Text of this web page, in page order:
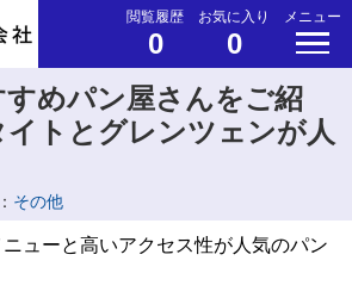
閲覧履歴
0
お気に入り
0
メニュー
めパン屋さんをご紹
トとグレンツェンが人
その他
ューと高いアクセス性が人気のパン